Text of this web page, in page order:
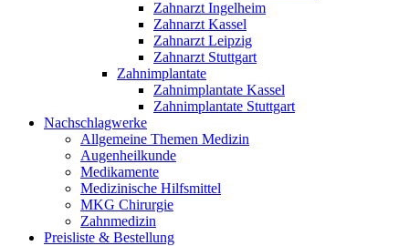
Zahnarzt Ingelheim
Zahnarzt Kassel
Zahnarzt Leipzig
Zahnarzt Stuttgart
Zahnimplantate
Zahnimplantate Kassel
Zahnimplantate Stuttgart
Nachschlagwerke
Allgemeine Themen Medizin
Augenheilkunde
Medikamente
Medizinische Hilfsmittel
MKG Chirurgie
Zahnmedizin
Preisliste & Bestellung